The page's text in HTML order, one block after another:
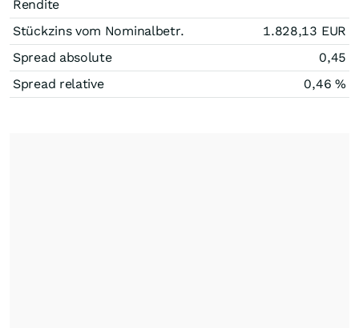
Rendite
Stückzins vom Nominalbetr.
1.828,13 EUR
Spread absolute
0,45
Spread relative
0,46 %